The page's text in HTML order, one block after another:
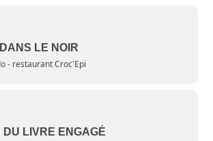
LE NOIR
- restaurant Croc'Epi
DU LIVRE ENGAGÉ